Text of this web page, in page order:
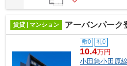
賃貸 | マンション アーバンパーク
敷0 礼0
10.4万円
小田急小田原線